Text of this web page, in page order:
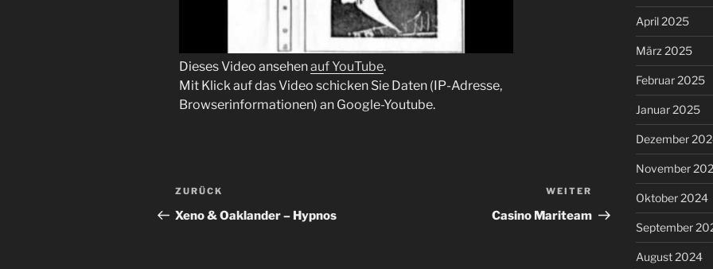
Dieses Video ansehenauf YouTube.
Mit Klick auf das Video schicken Sie Daten (IP-Adresse,
Browserinformationen) an Google-Youtube.
Beitragsnavigation
Vorheriger
Beitrag
ZURÜCK
Xeno & Oaklander – Hypnos
Nächster
Beitrag
WEITER
Casino Mariteam
April 2025
März 2025
Februar 2025
Januar 2025
Dezember
November
Oktober 2024
September
August 2024